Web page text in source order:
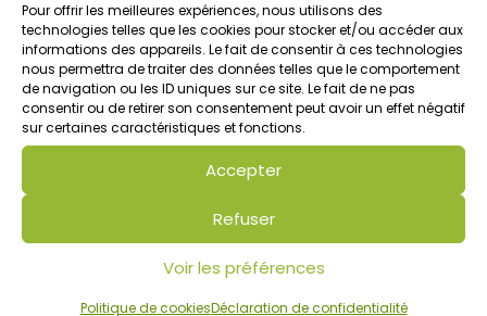
Pour offrir les meilleures expériences, nous utilisons des
technologies telles que les cookies pour stocker et/ou accéder aux
informations des appareils. Le fait de consentir à ces technologies
nous permettra de traiter des données telles que le comportement
de navigation ou les ID uniques sur ce site. Le fait de ne pas
consentir ou de retirer son consentement peut avoir un effet négatif
sur certaines caractéristiques et fonctions.
Accepter
Refuser
Voir les préférences
Politique de cookiesDéclaration de confidentialité
Réalisation :
-Couper des petites buchettes , du plus petit au plus grand
et en biseau le nombre et la taille voulus du sapin. Faire un
trou à la perceuse dans le milieu de chaque buchettes .
-Pour le pied du sapin, avec un rectangle en bois scier les 2
côtés en biais pour faire comme un triangle. Faire un trou
dans le centre et y mettre le pique en ferraille. Ensuite du